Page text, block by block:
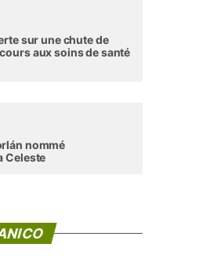
sur une chute de
aux soins de santé
nommé
Celeste